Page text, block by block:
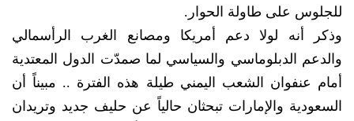
للجلوس على طاولة الحوار.
وذكر أنه لولا دعم أمريكا ومصانع الغرب الرأسمالي
والدعم الدبلوماسي والسياسي لما صمدّت الدول المعتدية
أمام عنفوان الشعب اليمني طيلة هذه الفترة .. مبيناً أن
السعودية والإمارات تبحثان حالياً عن حليف جديد وتريدان